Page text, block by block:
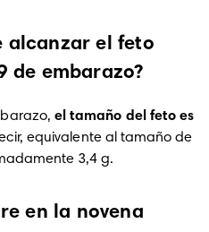
alcanzar el feto
de embarazo?
el tamaño del feto es
equivalente al tamaño de
3,4 g.
en la novena